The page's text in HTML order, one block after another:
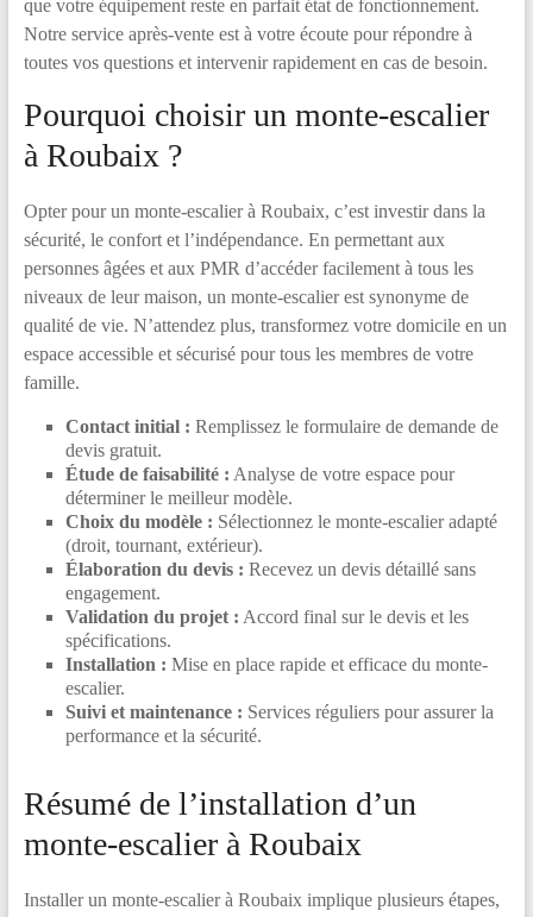
que votre équipement reste en parfait état de fonctionnement.
Notre service après-vente est à votre écoute pour répondre à
toutes vos questions et intervenir rapidement en cas de besoin.
Pourquoi choisir un monte-escalier
à Roubaix ?
Opter pour un monte-escalier à Roubaix, c’est investir dans la
sécurité, le confort et l’indépendance. En permettant aux
personnes âgées et aux PMR d’accéder facilement à tous les
niveaux de leur maison, un monte-escalier est synonyme de
qualité de vie. N’attendez plus, transformez votre domicile en un
espace accessible et sécurisé pour tous les membres de votre
famille.
Contact initial : Remplissez le formulaire de demande de
devis gratuit.
Étude de faisabilité : Analyse de votre espace pour
déterminer le meilleur modèle.
Choix du modèle : Sélectionnez le monte-escalier adapté
(droit, tournant, extérieur).
Élaboration du devis : Recevez un devis détaillé sans
engagement.
Validation du projet : Accord final sur le devis et les
spécifications.
Installation : Mise en place rapide et efficace du monte-
escalier.
Suivi et maintenance : Services réguliers pour assurer la
performance et la sécurité.
Résumé de l’installation d’un
monte-escalier à Roubaix
Installer un monte-escalier à Roubaix implique plusieurs étapes,